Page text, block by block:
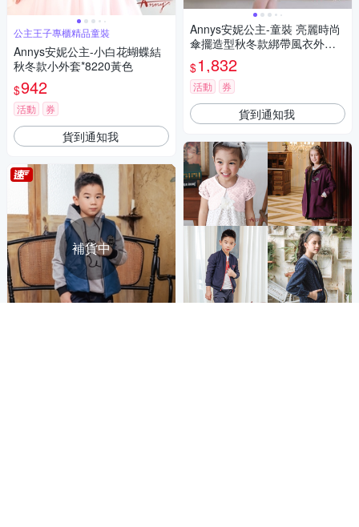
公主王子專櫃精品童裝
Annys安妮公主-小白花蝴蝶結
秋冬款小外套*8220黃色
$942
活動 券
貨到通知我
補貨中
Annys安妮公主-童裝 亮麗時尚
傘擺造型秋冬款綁帶風衣外套*
2298水藍
$1,832
活動 券
貨到通知我